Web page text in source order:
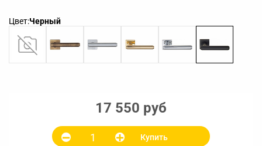
Цвет:Черный
17 550 руб
Купить